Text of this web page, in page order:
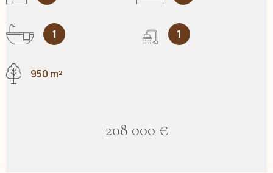
1 1
950 m²
208 000 €